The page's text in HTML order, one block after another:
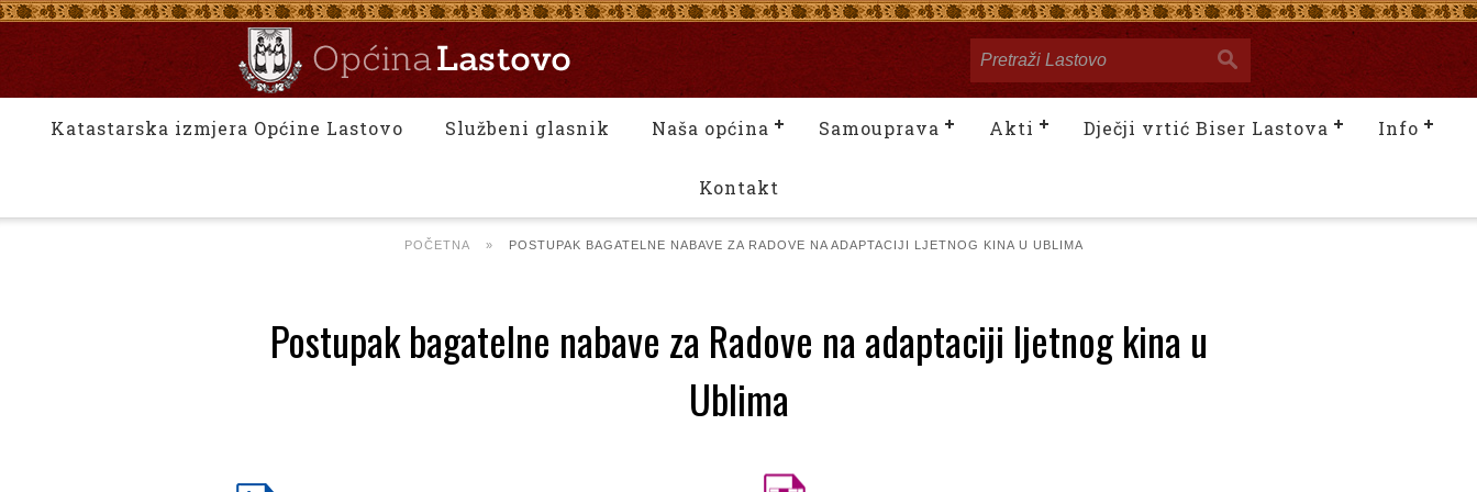
Katastarska izmjera Općine Lastovo Službeni glasnik Naša općina Samouprava Akti Dječji vrtić Biser Lastova Info
Kontakt
POČETNA » POSTUPAK BAGATELNE NABAVE ZA RADOVE NA ADAPTACIJI LJETNOG KINA U UBLIMA
Postupak bagatelne nabave za Radove na adaptaciji ljetnog kina u
Ublima